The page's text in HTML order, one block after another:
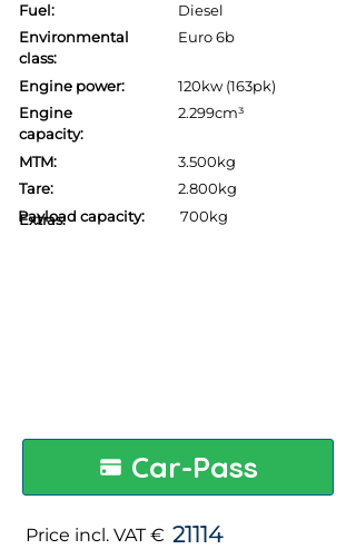
Fuel:
Environmental
class:
Diesel
Euro 6b
Engine power:
Engine
capacity:
120kw (163pk)
2.299cm³
MTM:
Tare:
3.500kg
2.800kg
Payload capacity:
700kg
Extras:
Car-Pass
Price incl. VAT € 21114